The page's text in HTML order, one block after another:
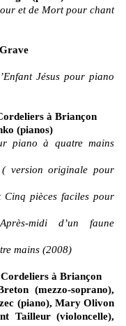
et de Mort pour chant
Jésus pour piano
à Briançon
(pianos)
piano à quatre mains
( version originale pour
pièces faciles pour
midi d’un faune
mains (2008)
à Briançon
(mezzo-soprano),
(piano), Mary Olivon
Tailleur (violoncelle),